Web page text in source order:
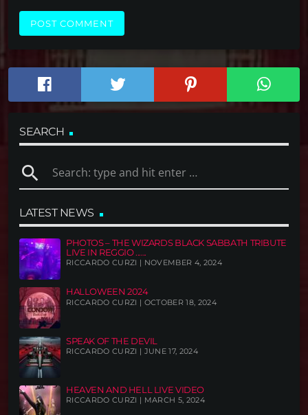
SEARCH
search
LATEST NEWS
PHOTOS – THE WIZARDS BLACK SABBATH TRIBUTE
LIVE IN REGGIO ......
RICCARDO CURZI | NOVEMBER 4, 2024
HALLOWEEN 2024
RICCARDO CURZI | OCTOBER 18, 2024
SPEAK OF THE DEVIL
RICCARDO CURZI | JUNE 17, 2024
HEAVEN AND HELL LIVE VIDEO
RICCARDO CURZI | MARCH 5, 2024